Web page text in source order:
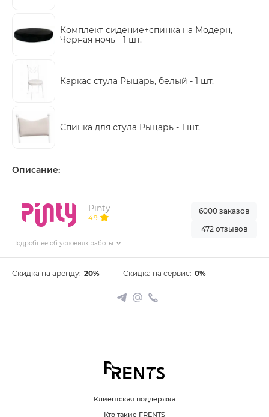
Комплект сидение+спинка на Модерн,
Черная ночь - 1 шт.
Каркас стула Рыцарь, белый - 1 шт.
Спинка для стула Рыцарь - 1 шт.
Описание:
Pinty
4.9
Подробнее об условиях работы
6000 заказов
472 отзывов
Скидка на аренду: 20% Скидка на сервис: 0%
Клиентская поддержка
Кто такие FRENTS